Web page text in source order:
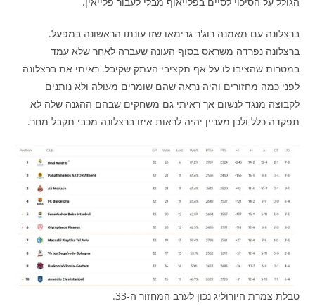
ברצלונה עם מאמנה רוג'ר גרימאו שזו עונתו הראשונה במפעל.
ברצלונה נפרדה משראס בסוף העונה שעברה לאחר שלא עמד
במטרות שהציבו לו על אף תקציבי העתק שקיבל. ראיתי את ברצלונה
לפני כמה מחזורים והיה נראה שהם שומרים מעולה ולא נותנים
לקבוצה מנגד לנשום אך ראיתי גם משחקים שבהם ההגנה שלה לא
תפקדה כלל ולכן מעניין יהיה לראות איזו ברצלונה מכבי תקבל מחר.
טבלת צמרת היורוליג נכון לערב המחזור ה-33.